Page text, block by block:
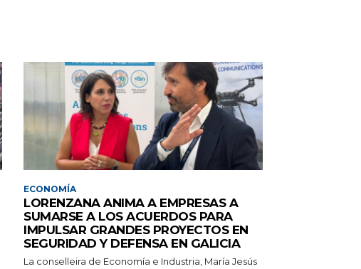
ECONOMÍA
LORENZANA ANIMA A EMPRESAS A
SUMARSE A LOS ACUERDOS PARA
IMPULSAR GRANDES PROYECTOS EN
SEGURIDAD Y DEFENSA EN GALICIA
La conselleira de Economía e Industria, María Jesús